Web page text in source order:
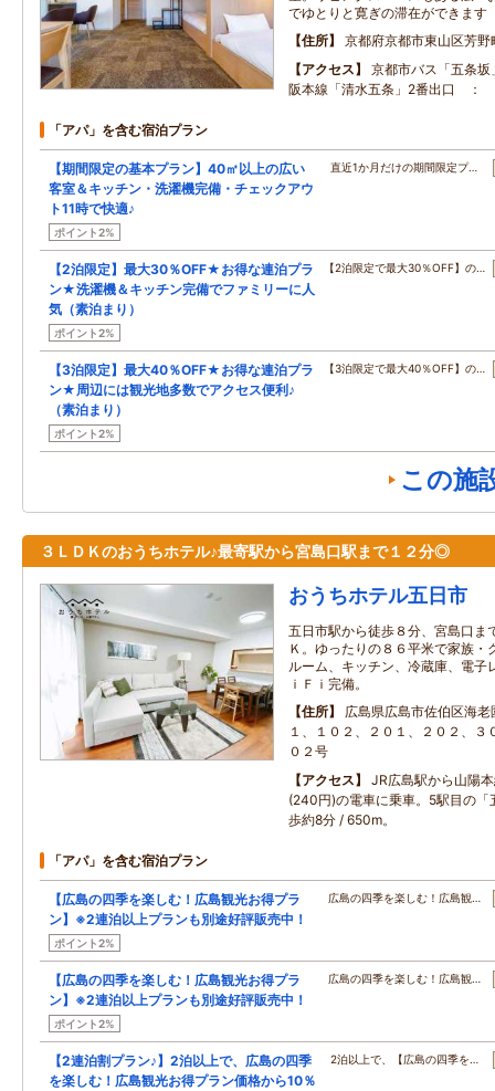
でゆとりと寛ぎの滞在ができます
住所
京都府京都市東山区芳野
アクセス
京都市バス「五条
阪本線「清水五条」2番出口 ：
「アパ」を含む宿泊プラン
【期間限定の基本プラン】40㎡以上の広い
客室＆キッチン・洗濯機完備・チェックアウ
ト11時で快適♪
ポイント2%
直近1か月だけの期間限定プ…
【2泊限定】最大30％OFF★お得な連泊プラ
ン★洗濯機＆キッチン完備でファミリーに人
気（素泊まり）
ポイント2%
【2泊限定で最大30％OFF】の…
【3泊限定】最大40％OFF★お得な連泊プラ
ン★周辺には観光地多数でアクセス便利♪
（素泊まり）
ポイント2%
【3泊限定で最大40％OFF】の…
この施
３ＬＤＫのおうちホテル♪最寄駅から宮島口駅まで１２分◎
おうちホテル五日市
五日市駅から徒歩８分、宮島口ま
Ｋ。ゆったりの８６平米で家族・
ルーム、キッチン、冷蔵庫、電子
ｉＦｉ完備。
住所
広島県広島市佐伯区海
１、１０２、２０１、２０２、３
０２号
アクセス
JR広島駅から山陽
(240円)の電車に乗車。5駅目の「
歩約8分 / 650m。
「アパ」を含む宿泊プラン
【広島の四季を楽しむ！広島観光お得プラ
ン】※2連泊以上プランも別途好評販売中！
ポイント2%
広島の四季を楽しむ！広島観…
【広島の四季を楽しむ！広島観光お得プラ
ン】※2連泊以上プランも別途好評販売中！
ポイント2%
広島の四季を楽しむ！広島観…
【2連泊割プラン♪】2泊以上で、広島の四季
を楽しむ！広島観光お得プラン価格から10％
2泊以上で、【広島の四季を…